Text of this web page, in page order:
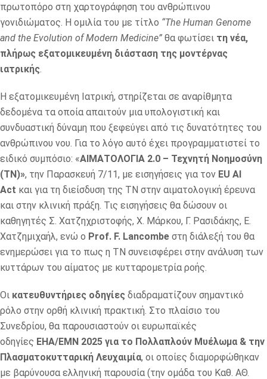
πρωτοπόρο στη χαρτογράφηση του ανθρώπινου
γονιδιώματος. Η ομιλία του με τίτλο “The Human Genome
and the Evolution of Modern Medicine” θα φωτίσει τη νέα,
πλήρως εξατομικευμένη διάσταση της μοντέρνας
ιατρικής.
Η εξατομικευμένη Ιατρική, στηρίζεται σε αναρίθμητα
δεδομένα τα οποία απαιτούν μια υπολογιστική και
συνδυαστική δύναμη που ξεφεύγει από τις δυνατότητες του
ανθρώπινου νου. Για το λόγο αυτό έχει προγραμματιστεί το
ειδικό συμπόσιο: «ΑΙΜΑΤΟΛΟΓΙΑ 2.0 – Τεχνητή Νοημοσύνη
(ΤΝ)», την Παρασκευή 7/11, με εισηγήσεις για τον EU AI
Act και για τη διείσδυση της ΤΝ στην αιματολογική έρευνα
και στην κλινική πράξη. Τις εισηγήσεις θα δώσουν οι
καθηγητές Σ. Χατζηχριστοφής, Χ. Μάρκου, Γ. Ρασιδάκης, E.
Χατζημιχαήλ, ενώ ο Prof. F. Lancombe στη διάλεξή του θα
ενημερώσει για το πως η ΤΝ συνεισφέρει στην ανάλυση των
κυττάρων του αίματος με κυτταρομετρία ροής.
Οι κατευθυντήριες οδηγίες διαδραματίζουν σημαντικό
ρόλο στην ορθή κλινική πρακτική. Στο πλαίσιο του
Συνεδρίου, θα παρουσιαστούν οι ευρωπαϊκές
οδηγίες ΕHΑ/EMN 2025 για το Πολλαπλούν Μυέλωμα & την
Πλασματοκυτταρική Λευχαιμία, οι οποίες διαμορφώθηκαν
με βαρύνουσα ελληνική παρουσία (την ομάδα του Καθ. ΑΘ.